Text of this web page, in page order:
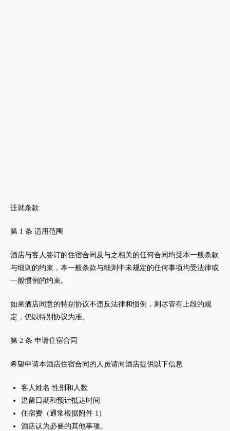
迁就条款
第 1 条 适用范围
酒店与客人签订的住宿合同及与之相关的任何合同均受本一般条款
与细则的约束，本一般条款与细则中未规定的任何事项均受法律或
一般惯例的约束。
如果酒店同意的特别协议不违反法律和惯例，则尽管有上段的规
定，仍以特别协议为准。
第 2 条 申请住宿合同
希望申请本酒店住宿合同的人员请向酒店提供以下信息
客人姓名 性别和人数
逗留日期和预计抵达时间
住宿费（通常根据附件 1）
酒店认为必要的其他事项。